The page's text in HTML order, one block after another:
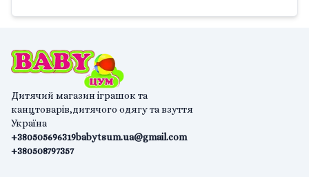
Дитячий магазин іграшок та
канцтоварів,дитячого одягу та взуття
Україна
+380505696319
+380508797357
babytsum.ua@gmail.com